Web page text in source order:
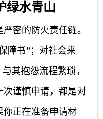
绿水青山
密的防火责任链。
障书”；对社会来
其抱怨流程繁琐，
谨慎申请，都是对
你正在准备申请材